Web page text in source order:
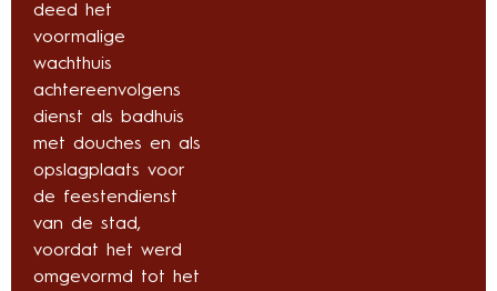
deed het
voormalige
wachthuis
achtereenvolgens
dienst als badhuis
met douches en als
opslagplaats voor
de feestendienst
van de stad,
voordat het werd
omgevormd tot het